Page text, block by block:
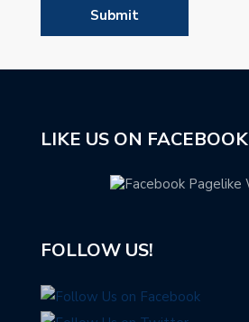
LIKE US ON FACEBOOK
FOLLOW US!